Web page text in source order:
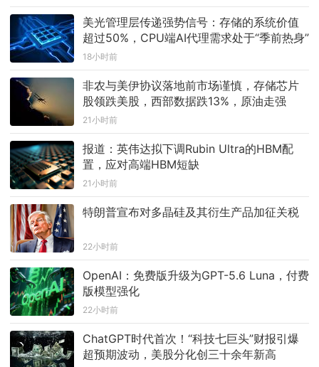
美光管理层传递强势信号：存储的系统价值
超过50%，CPU端AI代理需求处于“季前热身”
18小时前
非农与美伊协议落地前市场谨慎，存储芯片
股领跌美股，西部数据跌13%，原油走强
21小时前
报道：英伟达拟下调Rubin Ultra的HBM配
置，应对高端HBM短缺
21小时前
特朗普宣布对多晶硅及其衍生产品加征关税
22小时前
OpenAI：免费版升级为GPT-5.6 Luna，付费
版模型强化
22小时前
ChatGPT时代首次！“科技七巨头”财报引爆
超预期波动，美股分化创三十余年新高